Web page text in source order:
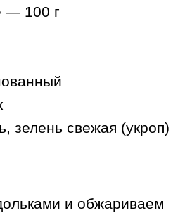
— 100 г
зелень свежая (укроп)
и обжариваем